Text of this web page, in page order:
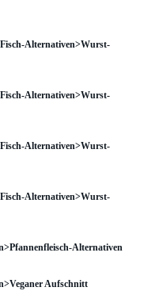
Alternativen>Wurst-
Alternativen>Wurst-
Alternativen>Wurst-
Alternativen>Wurst-
Alternativen
Aufschnitt